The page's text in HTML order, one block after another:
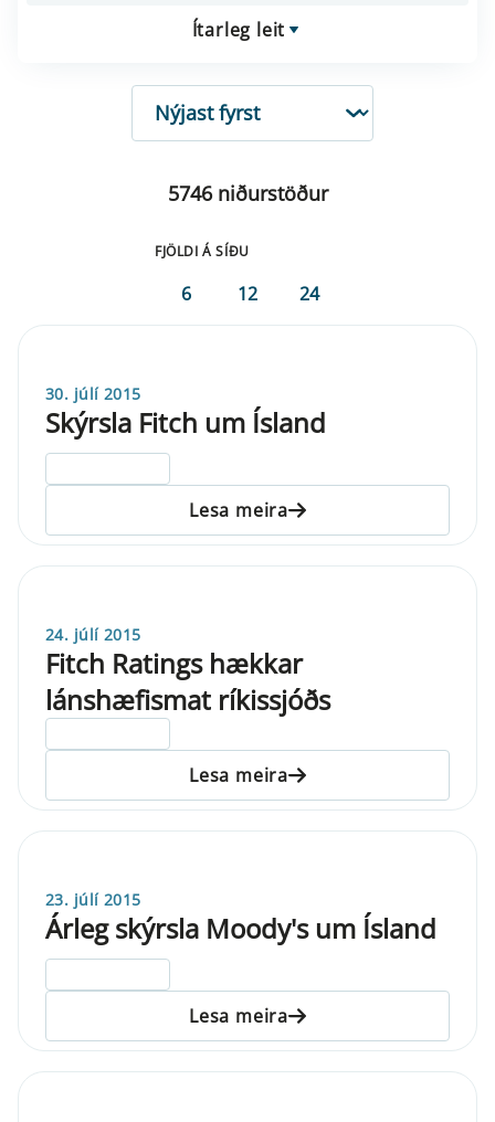
Ítarleg leit
RÖÐUN
5746 niðurstöður
FJÖLDI Á SÍÐU
6 12 24
30. júlí 2015
Skýrsla Fitch um Ísland
Lesa meira
24. júlí 2015
Fitch Ratings hækkar
lánshæfismat ríkissjóðs
Lesa meira
23. júlí 2015
Árleg skýrsla Moody's um Ísland
Lesa meira